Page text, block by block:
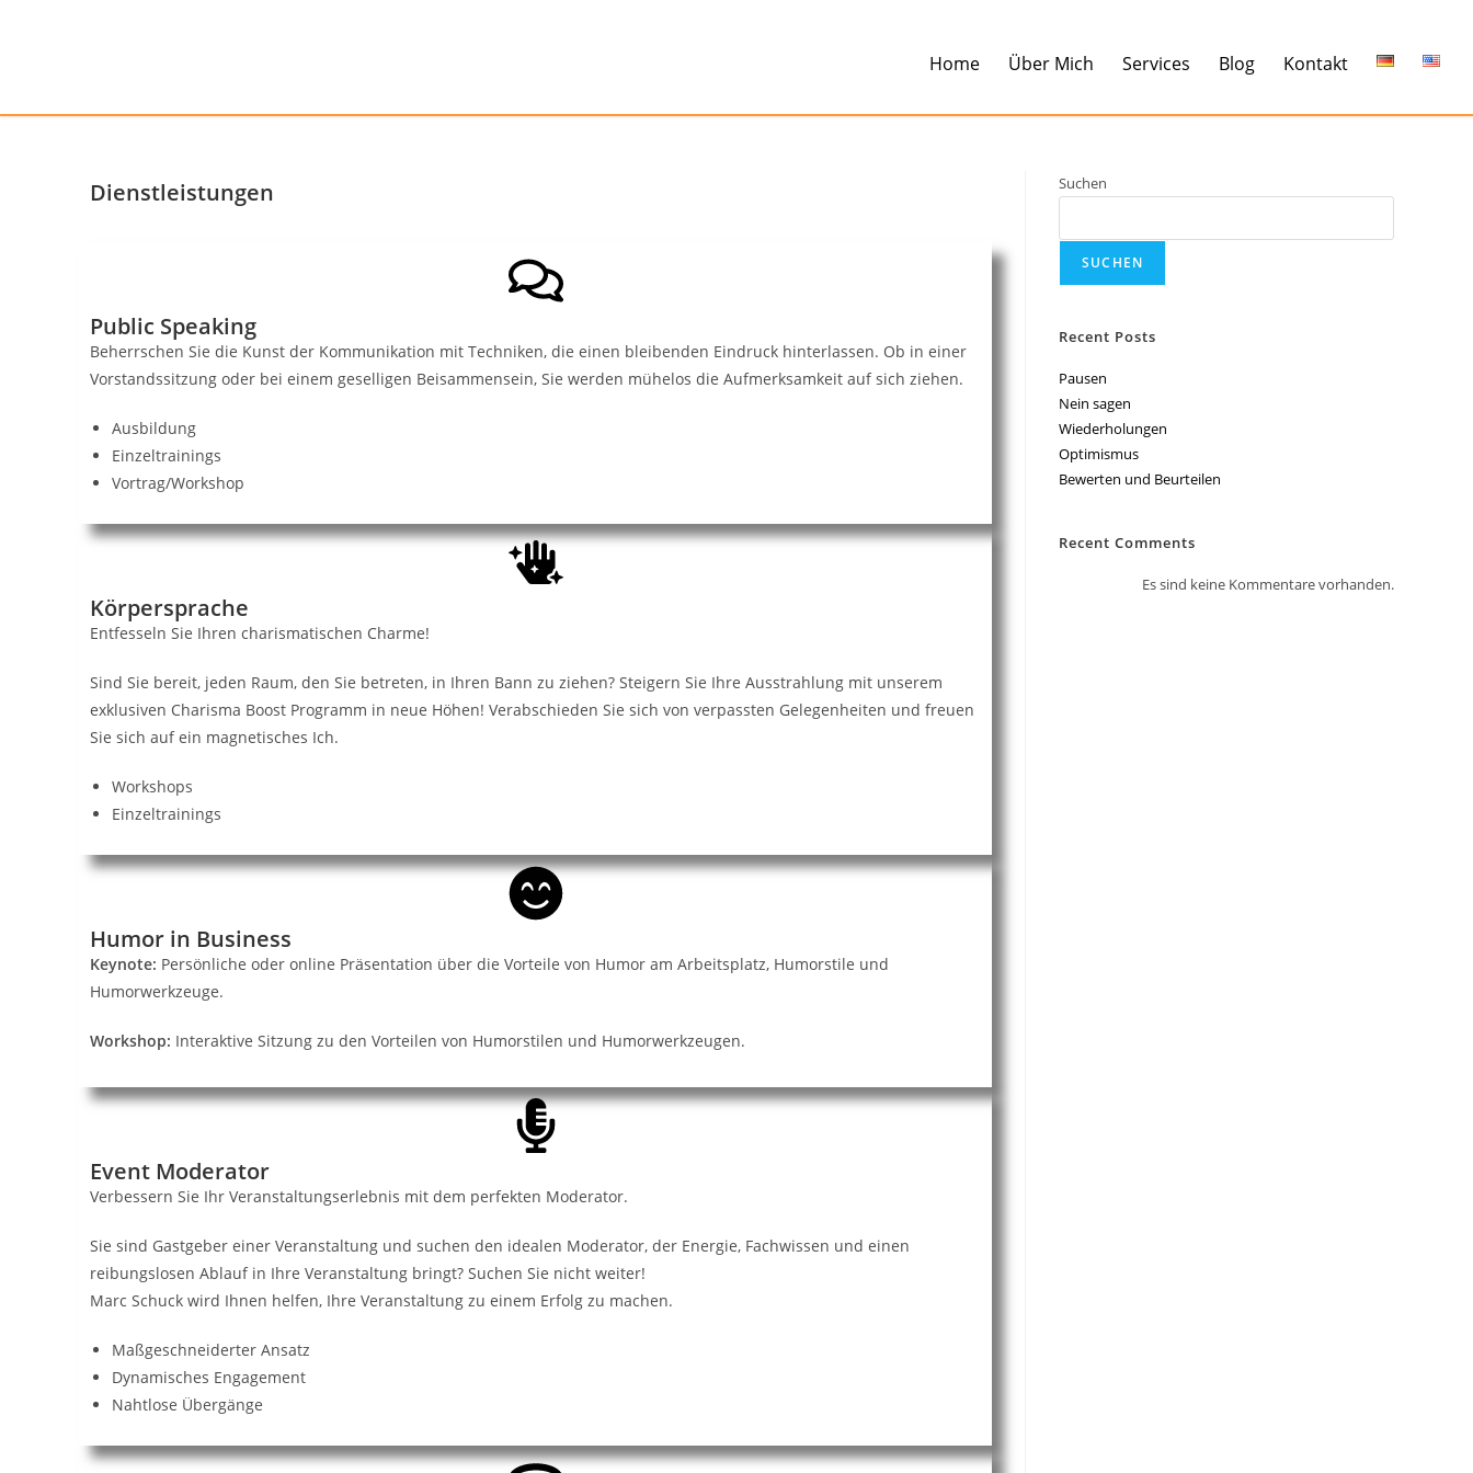
Home Über Mich Services Blog Kontakt
Dienstleistungen
Public Speaking
Beherrschen Sie die Kunst der Kommunikation mit Techniken, die einen bleibenden Eindruck hinterlassen. Ob in einer
Vorstandssitzung oder bei einem geselligen Beisammensein, Sie werden mühelos die Aufmerksamkeit auf sich ziehen.
Ausbildung
Einzeltrainings
Vortrag/Workshop
Körpersprache
Entfesseln Sie Ihren charismatischen Charme!
Sind Sie bereit, jeden Raum, den Sie betreten, in Ihren Bann zu ziehen? Steigern Sie Ihre Ausstrahlung mit unserem
exklusiven Charisma Boost Programm in neue Höhen! Verabschieden Sie sich von verpassten Gelegenheiten und freuen
Sie sich auf ein magnetisches Ich.
Workshops
Einzeltrainings
Humor in Business
Keynote: Persönliche oder online Präsentation über die Vorteile von Humor am Arbeitsplatz, Humorstile und
Humorwerkzeuge.
Workshop: Interaktive Sitzung zu den Vorteilen von Humorstilen und Humorwerkzeugen.
Event Moderator
Verbessern Sie Ihr Veranstaltungserlebnis mit dem perfekten Moderator.
Sie sind Gastgeber einer Veranstaltung und suchen den idealen Moderator, der Energie, Fachwissen und einen
reibungslosen Ablauf in Ihre Veranstaltung bringt? Suchen Sie nicht weiter!
Marc Schuck wird Ihnen helfen, Ihre Veranstaltung zu einem Erfolg zu machen.
Maßgeschneiderter Ansatz
Dynamisches Engagement
Nahtlose Übergänge
Suchen
SUCHEN
Recent Posts
Pausen
Nein sagen
Wiederholungen
Optimismus
Bewerten und Beurteilen
Recent Comments
Es sind keine Kommentare vorhanden.